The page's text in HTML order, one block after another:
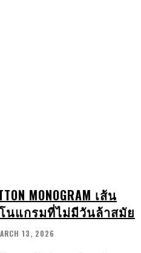
MONOGRAM เส้น
นแกรมที่ไม่มีวันล้าสมัย
13, 2026